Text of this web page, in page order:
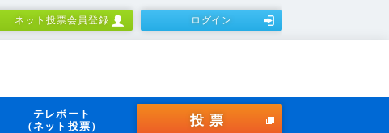
ネット投票会員登録 ログイン
テレボート
（ネット投票）
投票